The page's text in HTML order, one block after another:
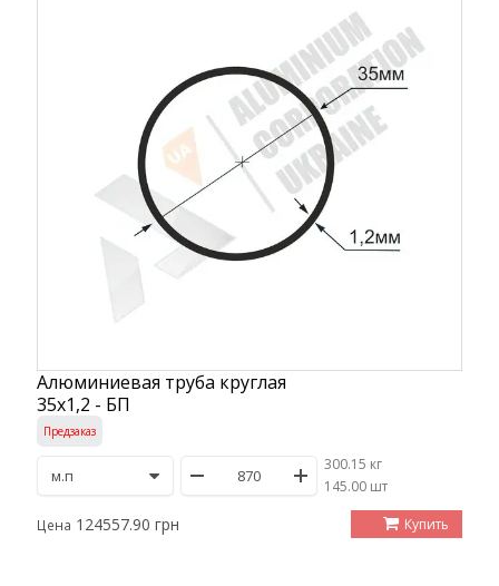
Алюминиевая труба круглая
35х1,2 - БП
Предзаказ
300.15 кг
/145.00 шт
Цена 124557.90 грн Купить